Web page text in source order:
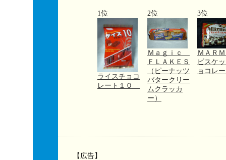
1位
ライスチョコ
レート１０
2位
Ｍａｇｉｃ
ＦＬＡＫＥＳ
（ピーナッツ
バタークリー
ムクラッカ
ー）
3位
ＭＡＲ
ビスケ
ョコレ
【広告】